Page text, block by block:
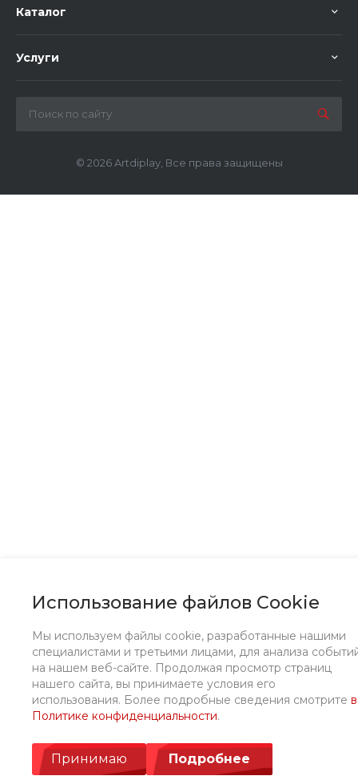
Использование файлов Cookie
Мы используем файлы cookie, разработанные нашими
специалистами и третьими лицами, для анализа
на нашем веб-сайте. Продолжая просмотр страниц
нашего сайта, вы принимаете условия его
использования. Более подробные сведения смотрите в
Политике конфиденциальности.
Принимаю Подробнее
Каталог
Услуги
© 2026 Artdiplay, Все права защищены